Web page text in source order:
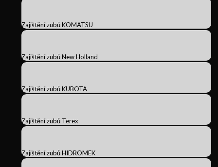
Zajištění zubů KOMATSU
Zajištění zubů New Holland
Zajištění zubů KUBOTA
Zajištění zubů Terex
Zajištění zubů HIDROMEK